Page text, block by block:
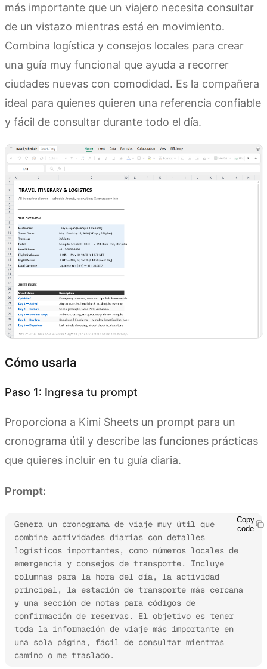
más importante que un viajero necesita consultar
de un vistazo mientras está en movimiento.
Combina logística y consejos locales para crear
una guía muy funcional que ayuda a recorrer
ciudades nuevas con comodidad. Es la compañera
ideal para quienes quieren una referencia confiable
y fácil de consultar durante todo el día.
Cómo usarla
Paso 1: Ingresa tu prompt
Proporciona a Kimi Sheets un prompt para un
cronograma útil y describe las funciones prácticas
que quieres incluir en tu guía diaria.
Prompt:
Genera un cronograma de viaje muy útil que
combine actividades diarias con detalles
logísticos importantes, como números locales de
emergencia y consejos de transporte. Incluye
columnas para la hora del día, la actividad
principal, la estación de transporte más cercana
y una sección de notas para códigos de
confirmación de reservas. El objetivo es tener
toda la información de viaje más importante en
una sola página, fácil de consultar mientras
camino o me traslado.
Copy
code